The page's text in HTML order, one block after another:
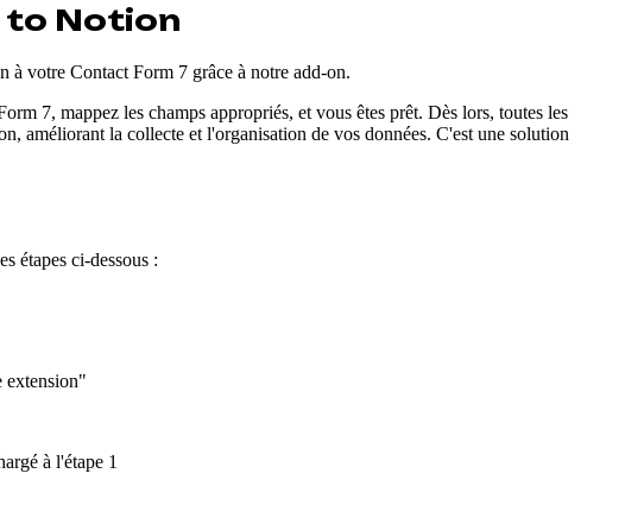
to Notion
à votre Contact Form 7 grâce à notre add-on.
7, mappez les champs appropriés, et vous êtes prêt. Dès lors, toutes les
améliorant la collecte et l'organisation de vos données. C'est une solution
étapes ci-dessous :
extension"
à l'étape 1